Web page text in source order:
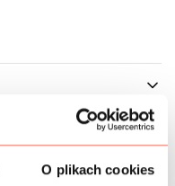
O plikach cookies